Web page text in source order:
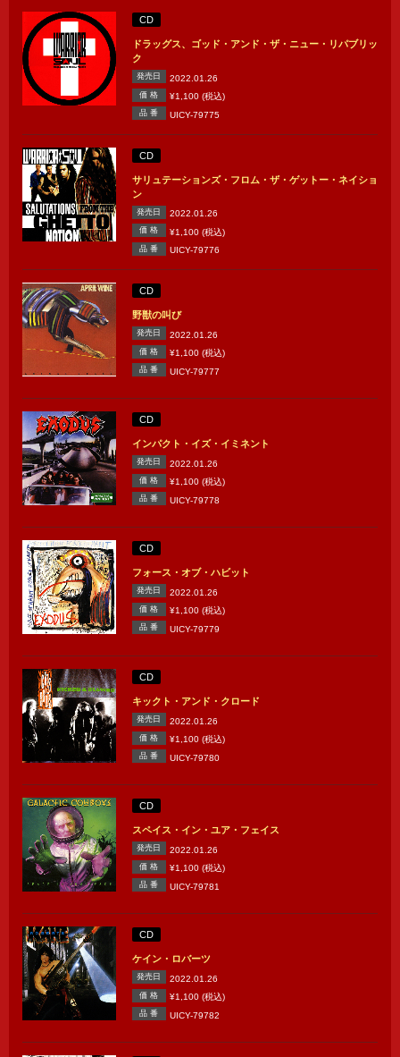
CD
ドラッグス、ゴッド・アンド・ザ・ニュー・リパブリッ
ク
発売日 2022.01.26
価 格 ¥1,100 (税込)
品 番 UICY-79775
CD
サリュテーションズ・フロム・ザ・ゲットー・ネイショ
ン
発売日 2022.01.26
価 格 ¥1,100 (税込)
品 番 UICY-79776
CD
野獣の叫び
発売日 2022.01.26
価 格 ¥1,100 (税込)
品 番 UICY-79777
CD
インパクト・イズ・イミネント
発売日 2022.01.26
価 格 ¥1,100 (税込)
品 番 UICY-79778
CD
フォース・オブ・ハビット
発売日 2022.01.26
価 格 ¥1,100 (税込)
品 番 UICY-79779
CD
キックト・アンド・クロード
発売日 2022.01.26
価 格 ¥1,100 (税込)
品 番 UICY-79780
CD
スペイス・イン・ユア・フェイス
発売日 2022.01.26
価 格 ¥1,100 (税込)
品 番 UICY-79781
CD
ケイン・ロバーツ
発売日 2022.01.26
価 格 ¥1,100 (税込)
品 番 UICY-79782